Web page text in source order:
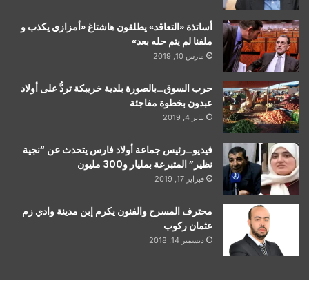
أساتذة «التعاقد» يطلقون هاشتاغ «أمزازي يكذب و
ملفنا لم يتم حله بعد»
مارس 10, 2019
حرب السوق…بالصورة بلدية خريبكة تردُّ على أولاد
عبدون بخطوة مفاجئة
يناير 4, 2019
فيديو…رئيس جماعة أولاد فارس يتحدث عن “نجية
نظير” المتبرعة بمليار و300 مليون
فبراير 17, 2019
محترف المسرح والفنون يكرم إبن مدينة وادي زم
عثمان ركوب
ديسمبر 14, 2018